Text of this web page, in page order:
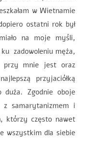
w Wietnamie
ostatni rok był
na moje myśli,
ku zadowoleniu męża,
przy mnie jest oraz
przyjaciółką
duża. Zgodnie oboje
z samarytanizmem i
którzy często nawet
wszystkim dla siebie